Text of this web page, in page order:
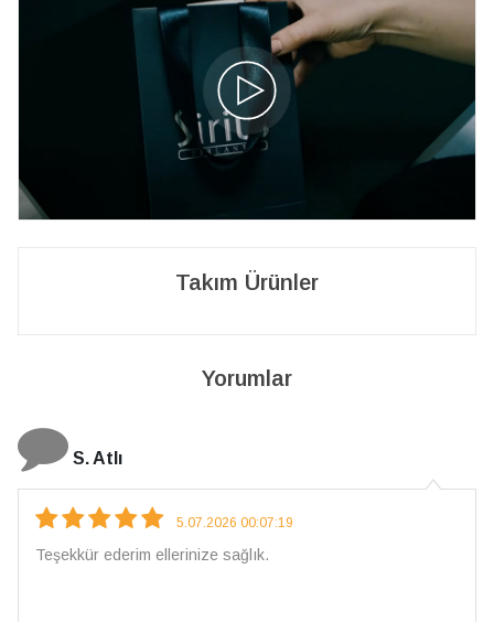
Takım Ürünler
Yorumlar
S. Atlı
5.07.2026 00:07:19
Teşekkür ederim ellerinize sağlık.